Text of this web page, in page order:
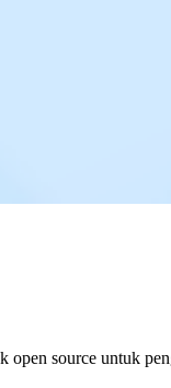
source untuk